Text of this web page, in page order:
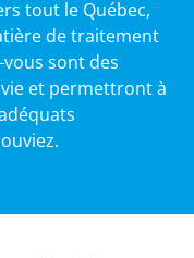
tout le Québec,
de traitement
sont des
et permettront à